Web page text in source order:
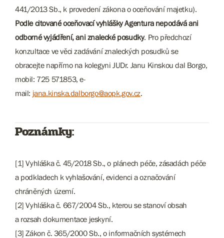
441/2013 Sb., k provedení zákona o oceňování majetku).
Podle citované oceňovací vyhlášky Agentura nepodává ani
odborné vyjádření, ani znalecké posudky. Pro předchozí
konzultace ve věci zadávání znaleckých posudků se
obracejte napřímo na kolegyni JUDr. Janu Kinskou dal Borgo,
mobil: 725 571853, e-
mail: jana.kinska.dalborgo@aopk.gov.cz.
Poznámky:
[1] Vyhláška č. 45/2018 Sb., o plánech péče, zásadách péče
a podkladech k vyhlašování, evidenci a označování
chráněných území.
[2] Vyhláška č. 667/2004 Sb., kterou se stanoví obsah
a rozsah dokumentace jeskyní.
[3] Zákon č. 365/2000 Sb., o informačních systémech